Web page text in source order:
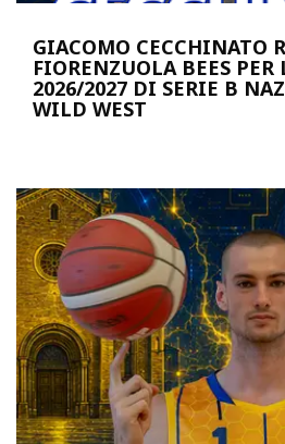
GIACOMO CECCHINATO
FIORENZUOLA BEES PER
2026/2027 DI SERIE B
WILD WEST